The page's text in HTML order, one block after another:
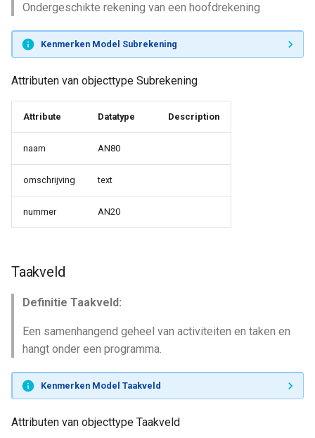
Ondergeschikte rekening van een hoofdrekening
Kenmerken Model Subrekening
Attributen van objecttype Subrekening
Attribute Datatype Description
naam AN80
omschrijving text
nummer AN20
Taakveld
Definitie Taakveld:
Een samenhangend geheel van activiteiten en taken en
hangt onder een programma.
Kenmerken Model Taakveld
Attributen van objecttype Taakveld